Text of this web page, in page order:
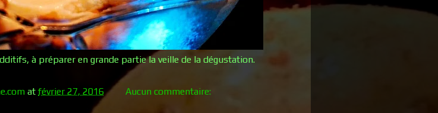
à préparer en grande partie la veille de la dégustation.
at février 27, 2016 Aucun commentaire: